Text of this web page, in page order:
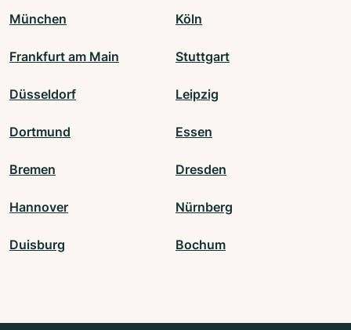
München Köln
Frankfurt am Main Stuttgart
Düsseldorf Leipzig
Dortmund Essen
Bremen Dresden
Hannover Nürnberg
Duisburg Bochum